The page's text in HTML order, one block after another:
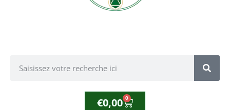
€0,00 0